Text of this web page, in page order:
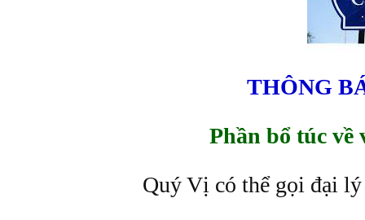
THÔNG
Phần bổ túc về
Quý Vị có thể gọi đại